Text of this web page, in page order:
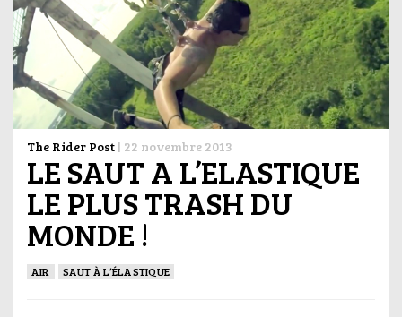
The Rider Post | 22 novembre 2013
LE SAUT A L’ELASTIQUE
LE PLUS TRASH DU
MONDE !
AIR SAUT À L’ÉLASTIQUE